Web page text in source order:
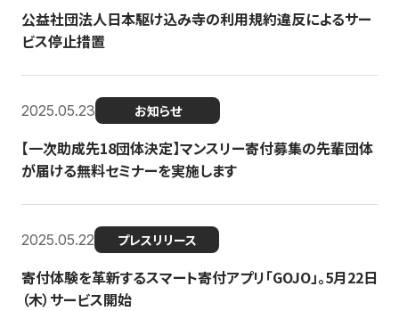
公益社団法人日本駆け込み寺の利用規約違反によるサー
ビス停止措置
2025.05.23 お知らせ
【一次助成先18団体決定】マンスリー寄付募集の先輩団体
が届ける無料セミナーを実施します
2025.05.22 プレスリリース
寄付体験を革新するスマート寄付アプリ「GOJO」。5月22日
（木）サービス開始